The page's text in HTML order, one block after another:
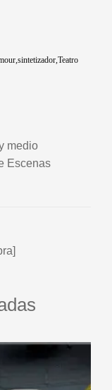
sintetizador Teatro
medio
Escenas